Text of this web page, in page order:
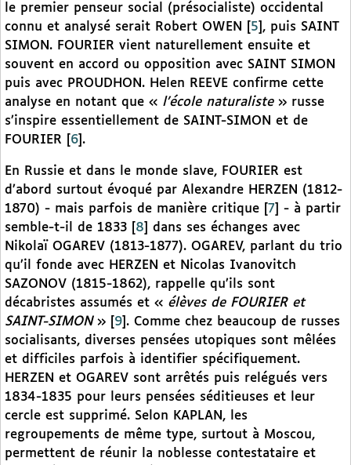
le premier penseur social (présocialiste) occidental
connu et analysé serait Robert OWEN
5 , puis SAINT
SIMON. FOURIER vient naturellement ensuite et
souvent en accord ou opposition avec SAINT SIMON
puis avec PROUDHON. Helen REEVE confirme cette
analyse en notant que « l’école naturaliste» russe
s’inspire essentiellement de SAINT-SIMON et de
FOURIER
6 .
En Russie et dans le monde slave, FOURIER est
d’abord surtout évoqué par Alexandre HERZEN (1812-
1870) - mais parfois de manière critique
7
- à partir
semble-t-il de 1833
8
dans ses échanges avec
Nikolaï OGAREV (1813-1877). OGAREV, parlant du trio
qu’il fonde avec HERZEN et Nicolas Ivanovitch
SAZONOV (1815-1862), rappelle qu’ils sont
décabristes assumés et « élèves de FOURIER et
SAINT-SIMON» 9 . Comme chez beaucoup de russes
socialisants, diverses pensées utopiques sont mêlées
et difficiles parfois à identifier spécifiquement.
HERZEN et OGAREV sont arrêtés puis relégués vers
1834-1835 pour leurs pensées séditieuses et leur
cercle est supprimé. Selon KAPLAN, les
regroupements de même type, surtout à Moscou,
permettent de réunir la noblesse contestataire et